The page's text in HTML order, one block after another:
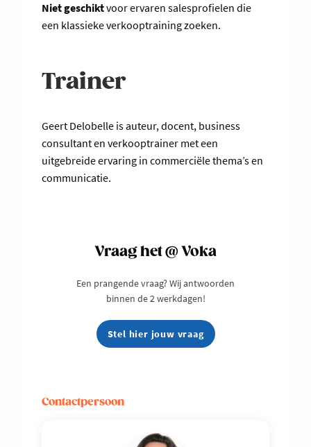
Niet geschiktvoor ervaren salesprofielen die
een klassieke verkooptraining zoeken.
Trainer
Geert Delobelle is auteur, docent, business
consultant en verkooptrainer met een
uitgebreide ervaring in commerciële thema’s en
communicatie.
Contactpersoon
Vraag het @ Voka
Een prangende vraag? Wij antwoorden
binnen de 2 werkdagen!
Stel hier jouw vraag